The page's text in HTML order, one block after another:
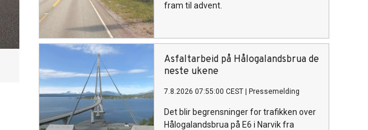
fram til advent.
Asfaltarbeid på Hålogalandsbrua de
neste ukene
7.8.2026 07:55:00 CEST Pressemelding
Det blir begrensninger for trafikken over
Hålogalandsbrua på E6 i Narvik fra